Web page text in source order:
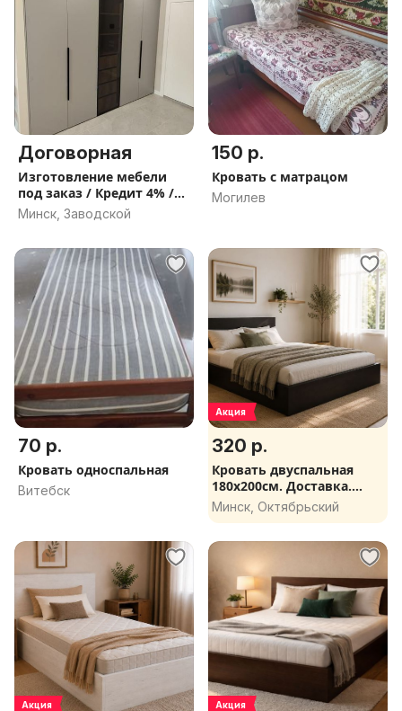
Договорная
Изготовление мебели
под заказ / Кредит 4% /
Собственное
производство
Минск, Заводской
150 р.
Кровать с матрацом
Могилев
70 р.
Кровать односпальная
Витебск
Акция
320 р.
Кровать двуспальная
180х200см. Доставка.
Матрасы Вегас. 160х200,
140х200, 120х200 и др. в
Минск, Октябрьский
Акция Акция